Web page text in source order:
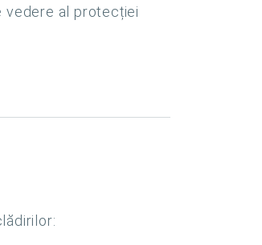
vedere al protecției